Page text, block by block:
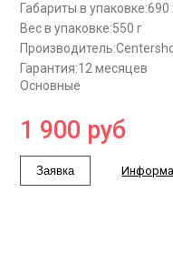
Габариты в упаковке:690
Вес в упаковке:550 г
Производитель:
Гарантия:12 месяцев
Основные
1 900 руб
Заявка